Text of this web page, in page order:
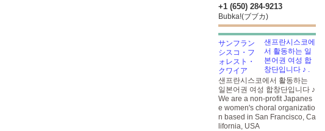
+1 (650) 284-9213
Bubka!(ブブカ)
샌프란시스코에
서 활동하는 일
본어권 여성 합
창단입니다 ♪ .
샌프란시스코에서 활동하는
일본어권 여성 합창단입니다 ♪
We are a non-profit Japanes
e women's choral organizatio
n based in San Francisco, Ca
lifornia, USA